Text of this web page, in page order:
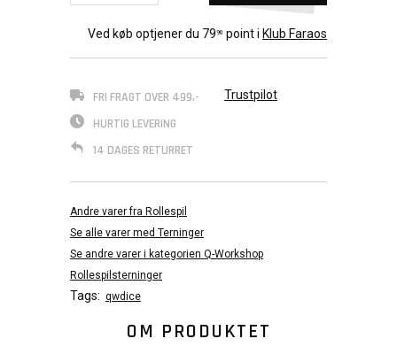
Ved køb optjener du 7990 point i Klub Faraos
FRI FRAGT OVER 499,-
HURTIG LEVERING
14 DAGES RETURRET
Trustpilot
Andre varer fra Rollespil
Se alle varer med Terninger
Se andre varer i kategorien Q-Workshop
Rollespilsterninger
Tags: qwdice
OM PRODUKTET